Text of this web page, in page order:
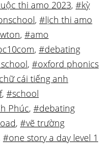
thi amo 2023, #kỳ
, #lịch thi amo
, #amo
, #debating
, #oxford phonics
cái tiếng anh
, #school
Phúc, #debating
, #vẽ trường
#one story a day level 1